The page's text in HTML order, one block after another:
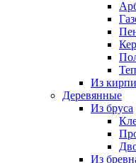
Из
Деревянные
Из бруса
Из